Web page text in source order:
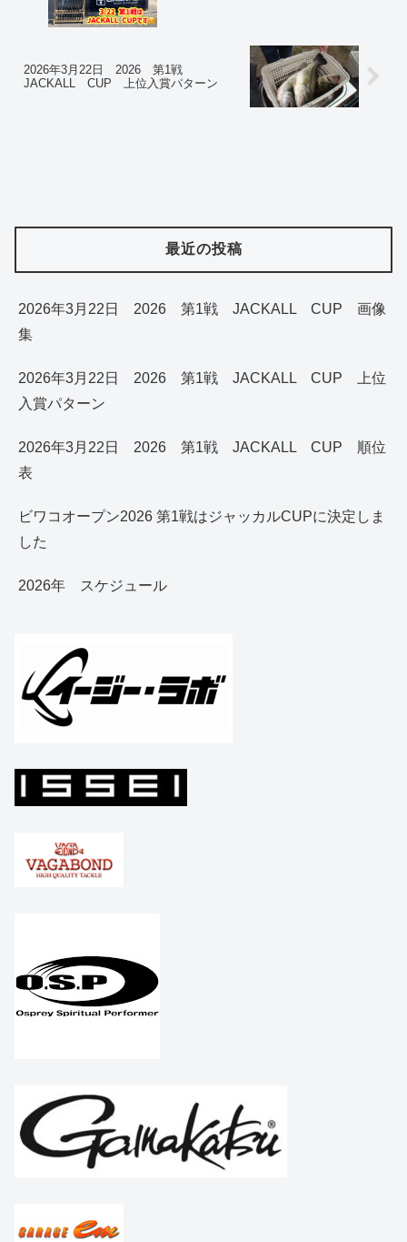
2026年3月22日 2026 第1戦
JACKALL CUP 上位入賞パターン
最近の投稿
2026年3月22日 2026 第1戦 JACKALL CUP 画像
集
2026年3月22日 2026 第1戦 JACKALL CUP 上位
入賞パターン
2026年3月22日 2026 第1戦 JACKALL CUP 順位
表
ビワコオープン2026 第1戦はジャッカルCUPに決定しま
した
2026年 スケジュール